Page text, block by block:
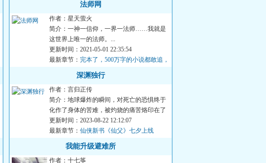
法师网
作者：星天萤火
简介：一神一信仰，一界一法师……我就是
这世界上唯一的法师。...
更新时间：2021-05-01 22:35:54
最新章节： 完本了，500万字的小说都敢追，
真心感谢每一个支持的书友
深渊独行
作者：言归正传
简介：地球爆炸的瞬间，对死亡的恐惧终于
化作了身体的苦难，被灼烧的痛苦烙印在了
杨洺记忆的最深处。“宇...
更新时间：2023-08-22 12:12:07
最新章节： 仙侠新书《仙父》七夕上线
我能升级避难所
作者：十七筝